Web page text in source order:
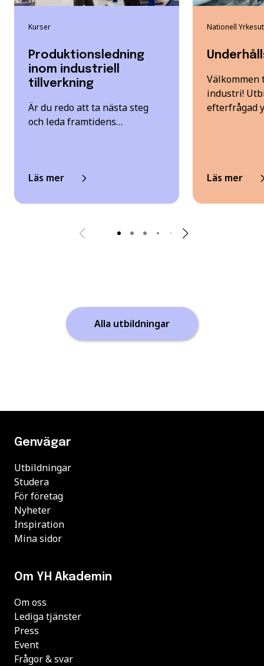
Kurser
Produktionsledning
inom industriell
tillverkning
Är du redo att ta nästa steg
och leda framtidens…
Läs mer
Nationell
industri!
efterfrågad
Läs mer
Alla utbildningar
Genvägar
Utbildningar
Studera
För företag
Nyheter
Inspiration
Mina sidor
Om YH Akademin
Om oss
Lediga tjänster
Press
Event
Frågor & svar